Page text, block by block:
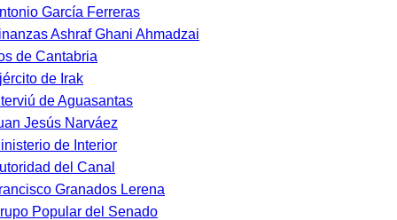
García Ferreras
Ashraf Ghani Ahmadzai
de Cantabria
de Irak
de Aguasantas
Jesús Narváez
de Interior
del Canal
Granados Lerena
Popular del Senado